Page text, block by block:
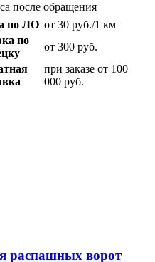
после обращения
по ЛО от 30 руб./1 км
по
от 300 руб.
при заказе от 100
000 руб.
распашных ворот